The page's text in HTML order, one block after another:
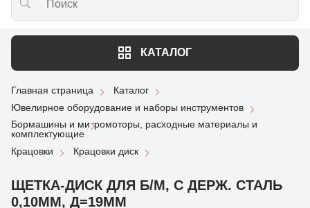
КАТАЛОГ
Главная страница
Каталог
Ювелирное оборудование и наборы инструментов
Бормашины и микромоторы, расходные материалы и
комплектующие
Крацовки
Крацовки диск
ЩЕТКА-ДИСК ДЛЯ Б/М, С ДЕРЖ. СТАЛЬ
0,10ММ, Д=19ММ